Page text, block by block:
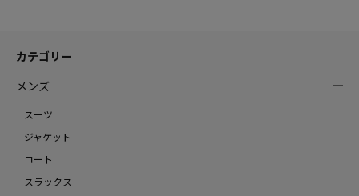
カテゴリー
メンズ
スーツ
ジャケット
コート
スラックス